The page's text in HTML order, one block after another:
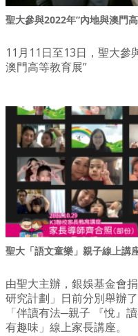
聖大參與2022年”內地與澳門
11月11日至13日，聖大參
澳門高等教育展”
聖大「語文童樂」親子線上講
由聖大主辦，銀娛基金會
研究計劃」日前分別舉辦
「伴讀有法─親子 『悅』
有趣味」線上家長講座。